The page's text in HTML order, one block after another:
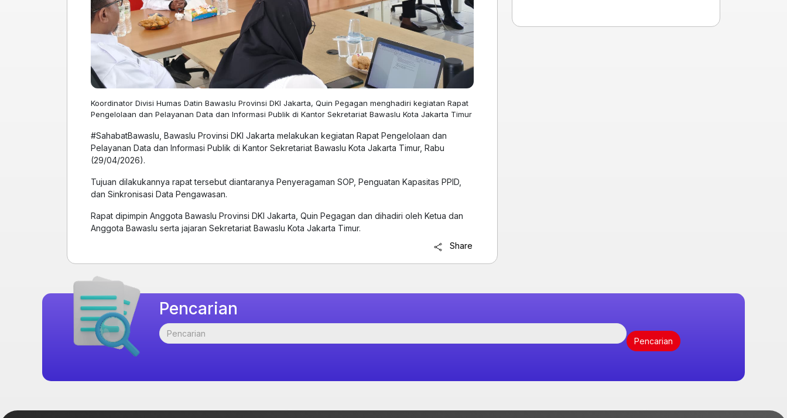
Koordinator Divisi Humas Datin Bawaslu Provinsi DKI Jakarta, Quin Pegagan menghadiri kegiatan Rapat
Pengelolaan dan Pelayanan Data dan Informasi Publik di Kantor Sekretariat Bawaslu Kota Jakarta Timur
#SahabatBawaslu, Bawaslu Provinsi DKI Jakarta melakukan kegiatan Rapat Pengelolaan dan
Pelayanan Data dan Informasi Publik di Kantor Sekretariat Bawaslu Kota Jakarta Timur, Rabu
(29/04/2026).
Tujuan dilakukannya rapat tersebut diantaranya Penyeragaman SOP, Penguatan Kapasitas PPID,
dan Sinkronisasi Data Pengawasan.
Rapat dipimpin Anggota Bawaslu Provinsi DKI Jakarta, Quin Pegagan dan dihadiri oleh Ketua dan
Anggota Bawaslu serta jajaran Sekretariat Bawaslu Kota Jakarta Timur.
Share
Pencarian